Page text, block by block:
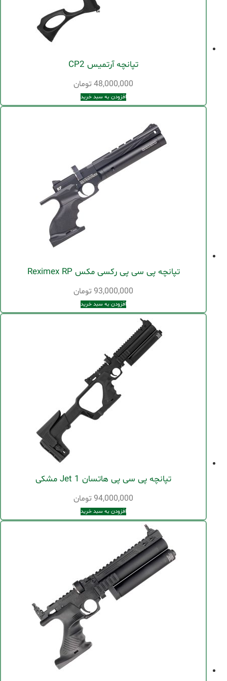
تپانچه آرتمیس CP2
48,000,000 تومان
افزودن به سبد خرید
تپانچه پی سی پی رکسی مکس Reximex RP
93,000,000 تومان
افزودن به سبد خرید
تپانچه پی سی پی هاتسان Jet 1 مشکی
94,000,000 تومان
افزودن به سبد خرید